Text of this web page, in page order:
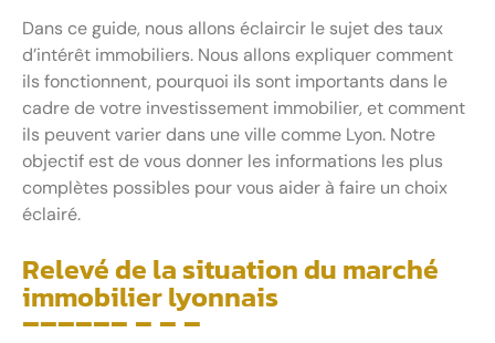
Dans ce guide, nous allons éclaircir le sujet des taux
d’intérêt immobiliers. Nous allons expliquer comment
ils fonctionnent, pourquoi ils sont importants dans le
cadre de votre investissement immobilier, et comment
ils peuvent varier dans une ville comme Lyon. Notre
objectif est de vous donner les informations les plus
complètes possibles pour vous aider à faire un choix
éclairé.
Relevé de la situation du marché
immobilier lyonnais